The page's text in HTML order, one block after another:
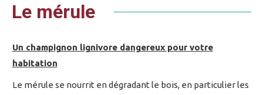
Le mérule
Un champignon lignivore dangereux pour votre
habitation
Le mérule se nourrit en dégradant le bois, en particulier les